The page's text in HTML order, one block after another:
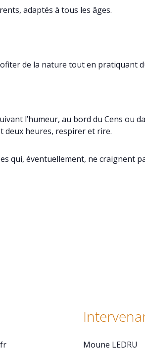
adaptés à tous les âges.
de la nature tout en pratiquant
l’humeur, au bord du Cens ou
deux heures, respirer et rire.
qui, éventuellement, ne craignent
Moune LEDRU